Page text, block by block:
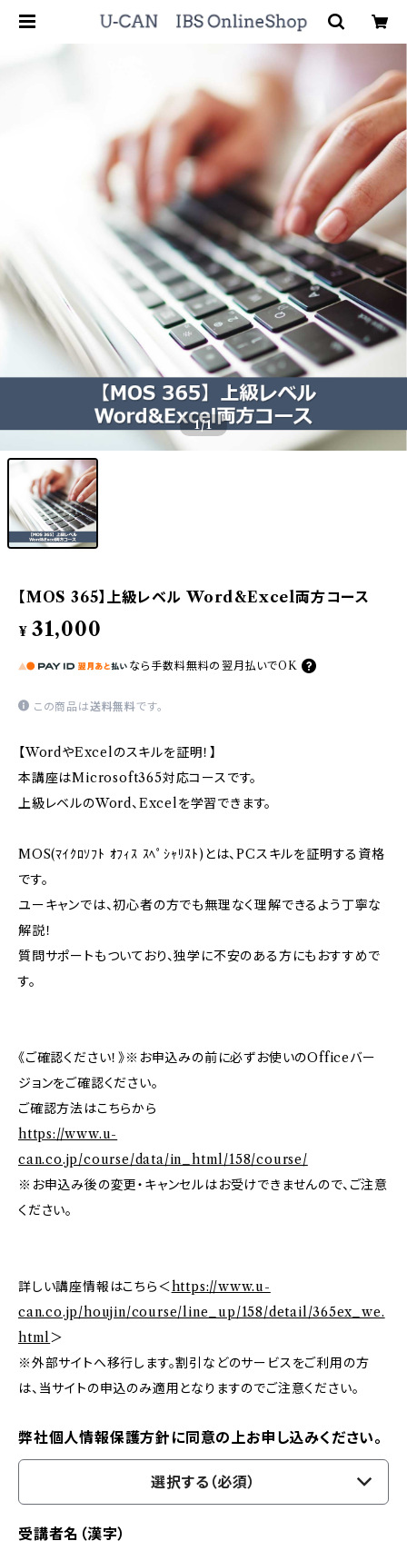
1/1
【MOS 365】上級レベル Word&Excel両方コース
¥ 31,000
なら 手数料無料の 翌月払いでOK
この商品は送料無料です。
【WordやExcelのスキルを証明！】
本講座はMicrosoft365対応コースです。
上級レベルのWord、Excelを学習できます。
MOS(ﾏｲｸﾛｿﾌﾄ ｵﾌｨｽ ｽﾍﾟｼｬﾘｽﾄ)とは、PCスキルを証明する資格
です。
ユーキャンでは、初心者の方でも無理なく理解できるよう丁寧な
解説！
質問サポートもついており、独学に不安のある方にもおすすめで
す。
《ご確認ください！》※お申込みの前に必ずお使いのOfficeバー
ジョンをご確認ください。
ご確認方法はこちらから
https://www.u-
can.co.jp/course/data/in_html/158/course/
※お申込み後の変更・キャンセルはお受けできませんので、ご注意
ください。
詳しい講座情報はこちら＜https://www.u-
can.co.jp/houjin/course/line_up/158/detail/365ex_we.
html＞
※外部サイトへ移行します。割引などのサービスをご利用の方
は、当サイトの申込のみ適用となりますのでご注意ください。
弊社個人情報保護方針に同意の上お申し込みください。
選択する（必須）
受講者名（漢字）